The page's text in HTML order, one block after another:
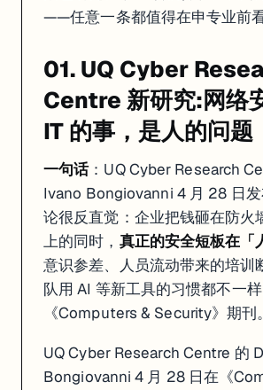
——任意一条都值得在申专业前看
01. UQ Cyber
Centre 新研究:网络
IT 的事，是人的问题
一句话：UQ Cyber Research
Ivano Bongiovanni 4 月 28 日
论很反直觉：企业把钱砸在防火
上的同时， 真正的安全短板在「
意识参差、人员流动带来的培训
队用 AI 等新工具的习惯都不一
《Computers & Security》期刊。
UQ Cyber Research Centre 的
Bongiovanni 4 月 28 日在《